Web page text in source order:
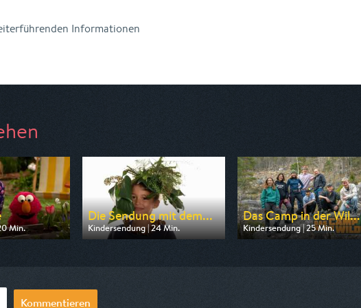
Informationen
Min.
Die Sendung mit dem...
Kindersendung | 24 Min.
Ausgestrahlt von KiKA
Das Camp in der Wil...
Kindersendung | 25 Min.
Ausgestrahlt von WDR
Kommentieren